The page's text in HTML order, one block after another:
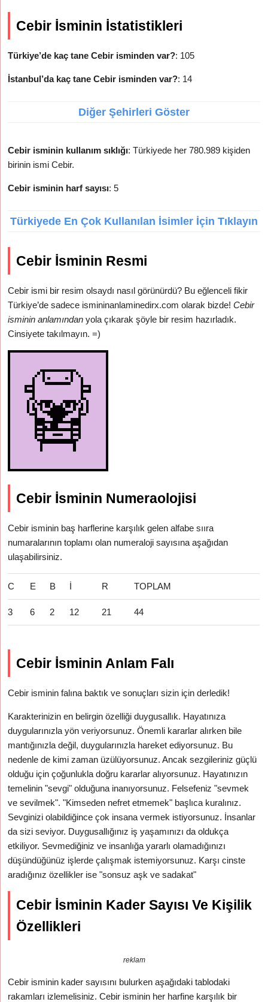
Cebir İsminin İstatistikleri
Türkiye’de kaç tane Cebir isminden var?: 105
İstanbul’da kaç tane Cebir isminden var?: 14
Diğer Şehirleri Göster
Cebir isminin kullanım sıklığı: Türkiyede her 780.989 kişiden
birinin ismi Cebir.
Cebir isminin harf sayısı: 5
Türkiyede En Çok Kullanılan İsimler İçin Tıklayın
Cebir İsminin Resmi
Cebir ismi bir resim olsaydı nasıl görünürdü? Bu eğlenceli fikir
Türkiye’de sadece ismininanlaminedirx.com olarak bizde!Cebir
isminin anlamından yola çıkarak şöyle bir resim hazırladık.
Cinsiyete takılmayın. =)
Cebir İsminin Numeraolojisi
Cebir isminin baş harflerine karşılık gelen alfabe sııra
numaralarının toplamı olan numeraloji sayısına aşağıdan
ulaşabilirsiniz.
C E B İ R TOPLAM
3 6 2 12 21 44
Cebir İsminin Anlam Falı
Cebir isminin falına baktık ve sonuçları sizin için derledik!
Karakterinizin en belirgin özelliği duygusallık. Hayatınıza
duygularınızla yön veriyorsunuz. Önemli kararlar alırken bile
mantığınızla değil, duygularınızla hareket ediyorsunuz. Bu
nedenle de kimi zaman üzülüyorsunuz. Ancak sezgileriniz güçlü
olduğu için çoğunlukla doğru kararlar alıyorsunuz. Hayatınızın
temelinin "sevgi" olduğuna inanıyorsunuz. Felsefeniz "sevmek
ve sevilmek". "Kimseden nefret etmemek" başlıca kuralınız.
Sevginizi olabildiğince çok insana vermek istiyorsunuz. İnsanlar
da sizi seviyor. Duygusallığınız iş yaşamınızı da oldukça
etkiliyor. Sevmediğiniz ve insanlığa yararlı olamadığınızı
düşündüğünüz işlerde çalışmak istemiyorsunuz. Karşı cinste
aradığınız özellikler ise "sonsuz aşk ve sadakat"
Cebir İsminin Kader Sayısı Ve Kişilik
Özellikleri
reklam
Cebir isminin kader sayısını bulurken aşağıdaki tablodaki
rakamları izlemelisiniz. Cebir isminin her harfine karşılık bir